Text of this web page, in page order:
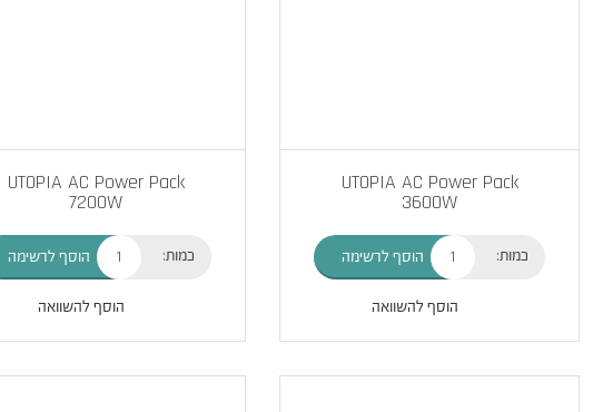
UTOPIA AC Power Pack
3600W
כמות: הוסף לרשימה
הוסף להשוואה
UTOPIA AC Power Pack
7200W
כמות: הוסף לרשימה
הוסף להשוואה